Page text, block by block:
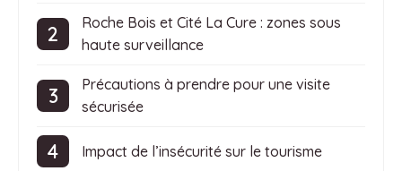
Roche Bois et Cité La Cure : zones sous
haute surveillance
Précautions à prendre pour une visite
sécurisée
Impact de l’insécurité sur le tourisme